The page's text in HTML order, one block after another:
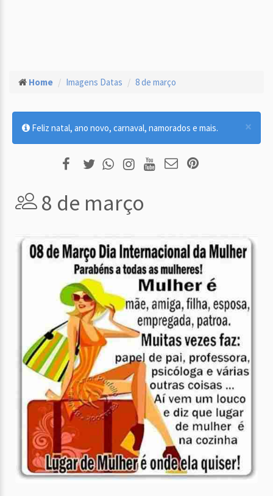
Home Imagens Datas 8 de março
×
Feliz natal, ano novo, carnaval, namorados e mais.
8 de março